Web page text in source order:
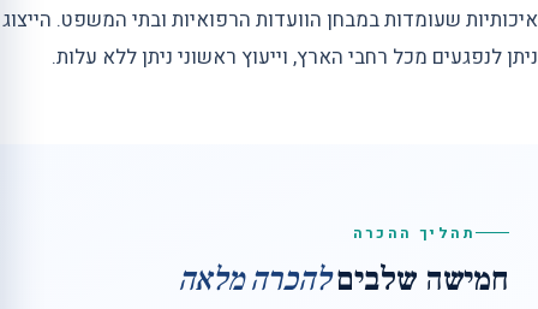
איכותיות שעומדות במבחן הוועדות הרפואיות ובתי המשפט. הייצוג
ניתן לנפגעים מכל רחבי הארץ, וייעוץ ראשוני ניתן ללא עלות.
תהליך ההכרה
חמישה שלביםלהכרה מלאה